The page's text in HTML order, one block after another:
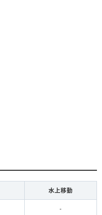
水上移動
-